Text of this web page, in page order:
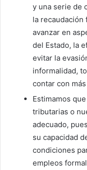
y una serie de
la recaudación
avanzar en
del Estado, la
evitar la
informalidad,
contar con
Estimamos
tributarias o
adecuado,
su capacidad
condiciones
empleos